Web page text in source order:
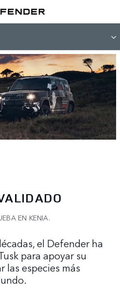
EN KENIA.
el Defender ha
para apoyar su
las especies más